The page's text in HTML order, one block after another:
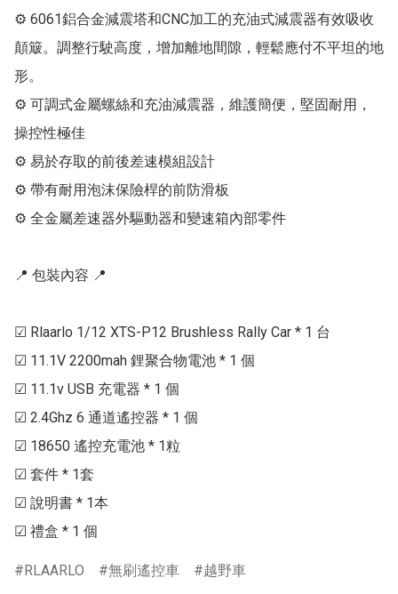
⚙ 6061鋁合金減震塔和CNC加工的充油式減震器有效吸收
顛簸。調整行駛高度，增加離地間隙，輕鬆應付不平坦的地
形。
⚙ 可調式金屬螺絲和充油減震器，維護簡便，堅固耐用，
操控性極佳
⚙ 易於存取的前後差速模組設計
⚙ 帶有耐用泡沫保險桿的前防滑板
⚙ 全金屬差速器外驅動器和變速箱內部零件
📍 包裝內容 📍
☑ Rlaarlo 1/12 XTS-P12 Brushless Rally Car * 1 台
☑ 11.1V 2200mah 鋰聚合物電池 * 1 個
☑ 11.1v USB 充電器 * 1 個
☑ 2.4Ghz 6 通道遙控器 * 1 個
☑ 18650 遙控充電池 * 1粒
☑ 套件 * 1套
☑ 說明書 * 1本
☑ 禮盒 * 1 個
RLAARLO 無刷遙控車 越野車